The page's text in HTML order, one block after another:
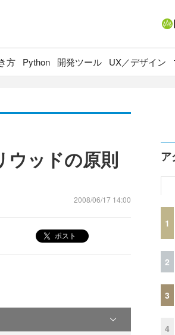
方 Python 開発ツール UX／デザイン
ッドの原則
2008/06/17 14:00
ポスト
ア
1
2
3
4